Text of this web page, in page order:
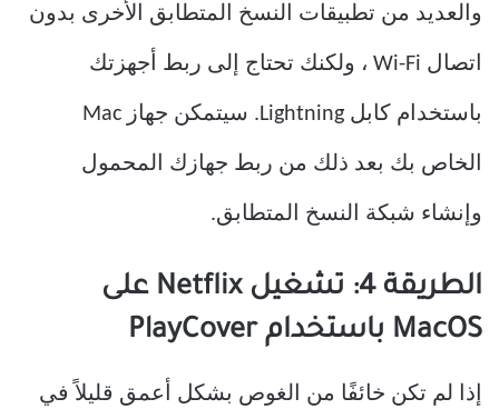
والعديد من تطبيقات النسخ المتطابق الأخرى بدون
اتصال Wi-Fi ، ولكنك تحتاج إلى ربط أجهزتك
باستخدام كابل Lightning. سيتمكن جهاز Mac
الخاص بك بعد ذلك من ربط جهازك المحمول
وإنشاء شبكة النسخ المتطابق.
الطريقة 4: تشغيل Netflix على
MacOS باستخدام PlayCover
إذا لم تكن خائفًا من الغوص بشكل أعمق قليلاً في